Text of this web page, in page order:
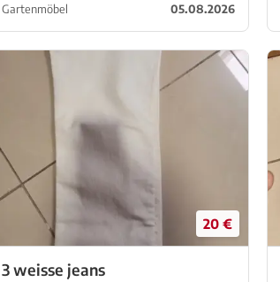
Outdoor (unter Dach) NEU –
Ausstellungsmodell, sehr schöne
Handarbeit, inklusive Deko Kissen
(wie au...
Gartenmöbel 05.08.2026
20 €
3 weisse jeans